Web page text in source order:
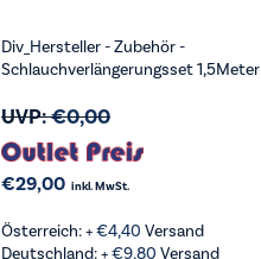
Div_Hersteller - Zubehör -
Schlauchverlängerungsset 1,5Meter
UVP:€0,00
€29,00 inkl. MwSt.
Österreich: +€4,40 Versand
Deutschland: +€9,80 Versand